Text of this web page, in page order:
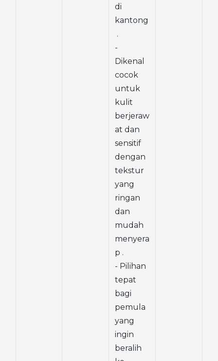
di
kantong
.
-
Dikenal
cocok
untuk
kulit
berjeraw
at dan
sensitif
dengan
tekstur
yang
ringan
dan
mudah
menyera
p .
- Pilihan
tepat
bagi
pemula
yang
ingin
beralih